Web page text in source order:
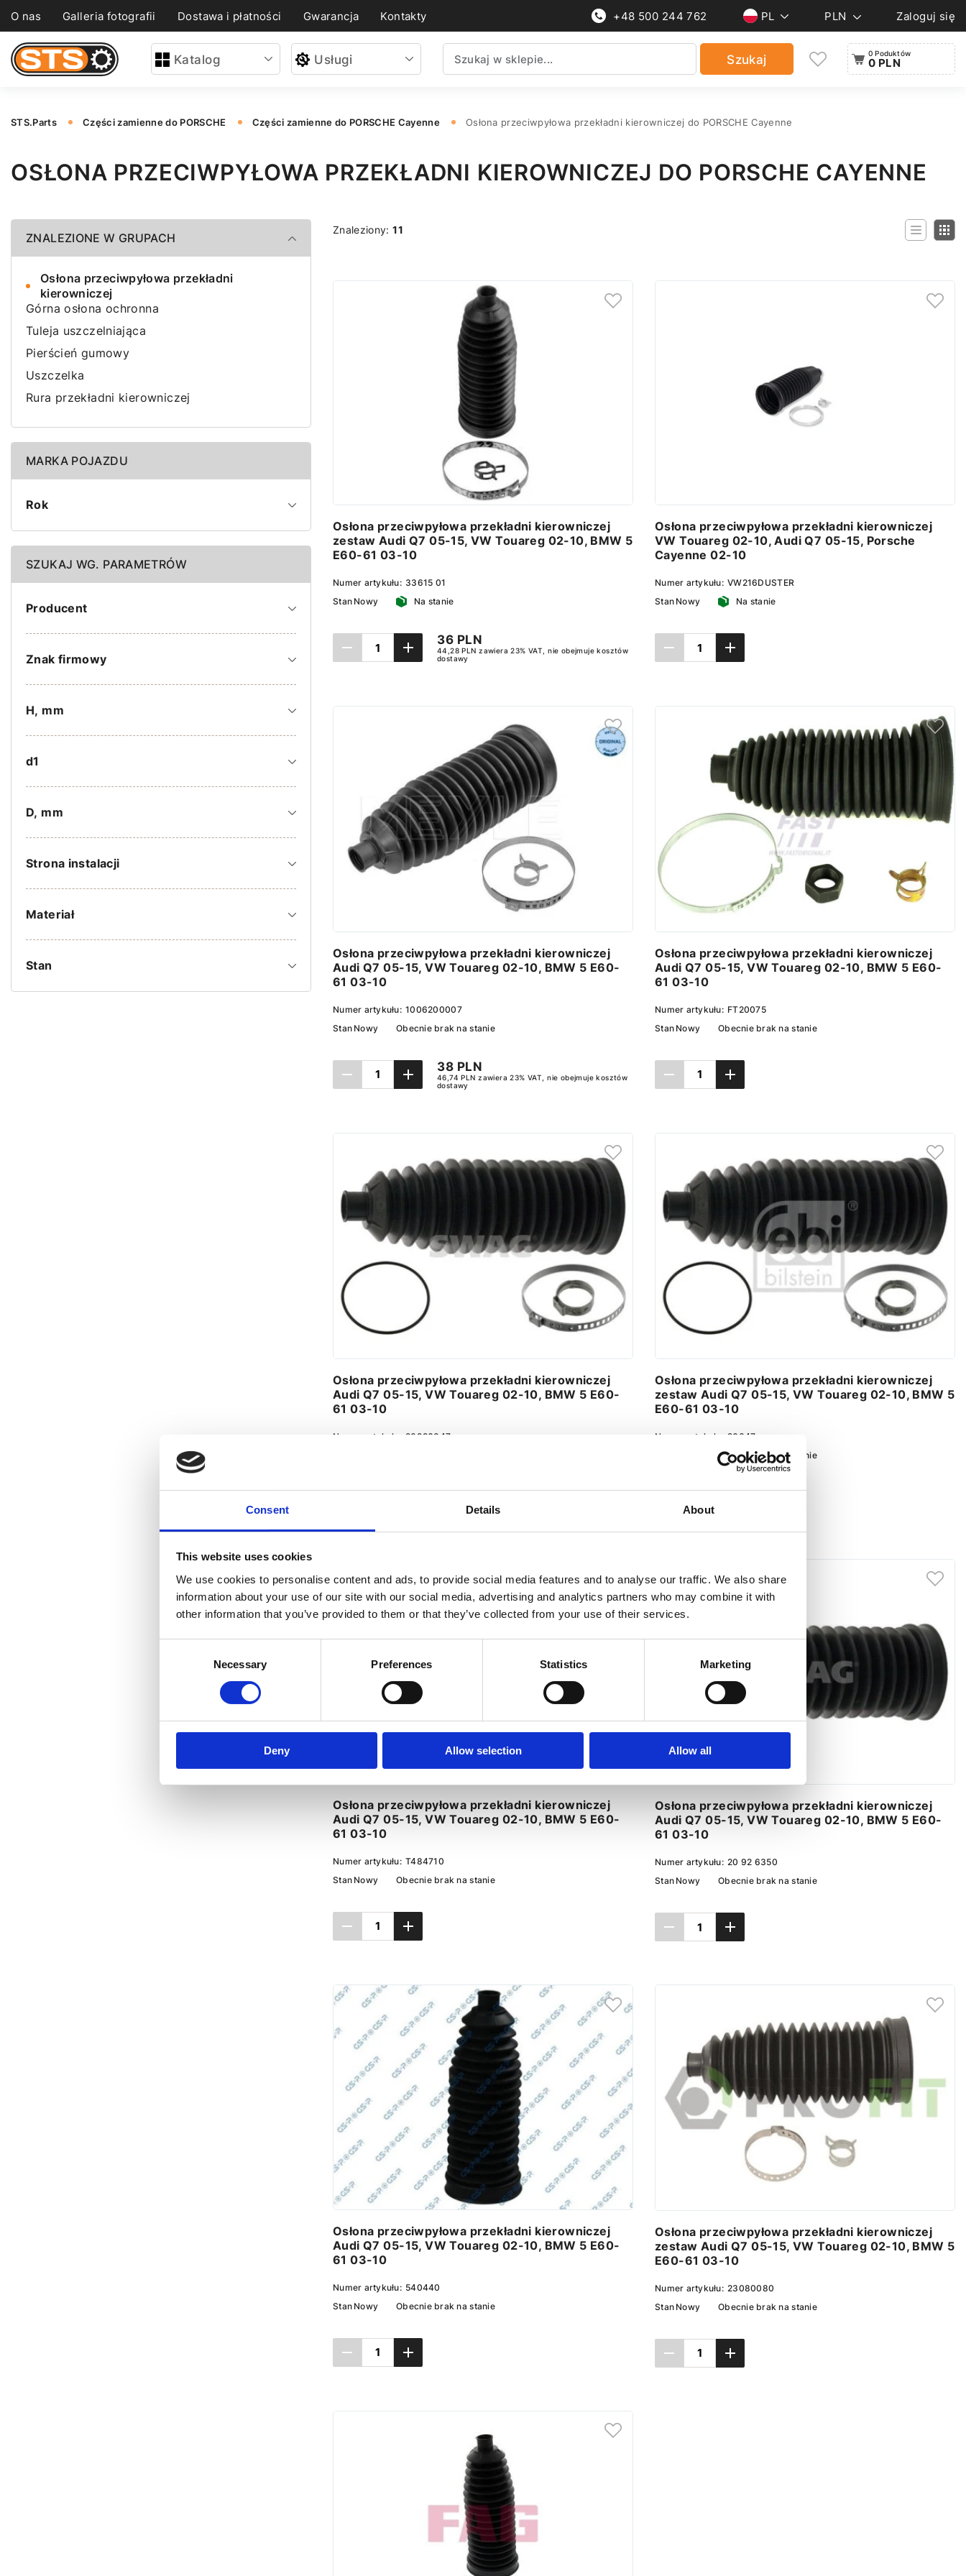
Consent Details About
This website uses cookies
We use cookies to personalise content and ads, to provide social media features and to analyse our traffic. We also share
information about your use of our site with our social media, advertising and analytics partners who may combine it with
other information that you’ve provided to them or that they’ve collected from your use of their services.
Necessary Preferences Statistics Marketing
Deny Allow selection Allow all
O nas Galleria fotografii Dostawa i płatności Gwarancja Kontakty +48 500 244 762 PL PLN Zaloguj się
Katalog Usługi Szukaj 0 Poduktów
0 PLN
STS.Parts Części zamienne do PORSCHE Części zamienne do PORSCHE Cayenne Osłona przeciwpyłowa przekładni kierowniczej do PORSCHE Cayenne
OSŁONA PRZECIWPYŁOWA PRZEKŁADNI KIEROWNICZEJ DO PORSCHE CAYENNE
ZNALEZIONE W GRUPACH
Górna osłona ochronna
Tuleja uszczelniająca
Pierścień gumowy
Uszczelka
Rura przekładni kierowniczej
Osłona przeciwpyłowa przekładni
kierowniczej
MARKA POJAZDU
Rok
SZUKAJ WG. PARAMETRÓW
Producent
Znak firmowy
H, mm
d1
D, mm
Strona instalacji
Materiał
Stan
Znaleziony:11
Osłona przeciwpyłowa przekładni kierowniczej
zestaw Audi Q7 05-15, VW Touareg 02-10, BMW 5
E60-61 03-10
Numer artykułu: 33615 01
Stan Nowy Na stanie
36 PLN
44,28 PLN zawiera 23% VAT, nie obejmuje kosztów
dostawy
Osłona przeciwpyłowa przekładni kierowniczej
VW Touareg 02-10, Audi Q7 05-15, Porsche
Cayenne 02-10
Numer artykułu: VW216DUSTER
Stan Nowy Na stanie
Osłona przeciwpyłowa przekładni kierowniczej
Audi Q7 05-15, VW Touareg 02-10, BMW 5 E60-
61 03-10
Numer artykułu: 1006200007
Stan Nowy Obecnie brak na stanie
38 PLN
46,74 PLN zawiera 23% VAT, nie obejmuje kosztów
dostawy
Osłona przeciwpyłowa przekładni kierowniczej
Audi Q7 05-15, VW Touareg 02-10, BMW 5 E60-
61 03-10
Numer artykułu: FT20075
Stan Nowy Obecnie brak na stanie
Osłona przeciwpyłowa przekładni kierowniczej
Audi Q7 05-15, VW Touareg 02-10, BMW 5 E60-
61 03-10
Numer artykułu:
20926347
Osłona przeciwpyłowa przekładni kierowniczej
zestaw Audi Q7 05-15, VW Touareg 02-10, BMW 5
E60-61 03-10
Numer artykułu:
26347
Obecnie brak na stanie
Osłona przeciwpyłowa przekładni kierowniczej
Audi Q7 05-15, VW Touareg 02-10, BMW 5 E60-
61 03-10
Numer artykułu: T484710
Stan Nowy Obecnie brak na stanie
Osłona przeciwpyłowa przekładni kierowniczej
Audi Q7 05-15, VW Touareg 02-10, BMW 5 E60-
61 03-10
Numer artykułu: 20 92 6350
Stan Nowy Obecnie brak na stanie
Osłona przeciwpyłowa przekładni kierowniczej
Audi Q7 05-15, VW Touareg 02-10, BMW 5 E60-
61 03-10
Numer artykułu: 540440
Stan Nowy Obecnie brak na stanie
Osłona przeciwpyłowa przekładni kierowniczej
zestaw Audi Q7 05-15, VW Touareg 02-10, BMW 5
E60-61 03-10
Numer artykułu: 23080080
Stan Nowy Obecnie brak na stanie